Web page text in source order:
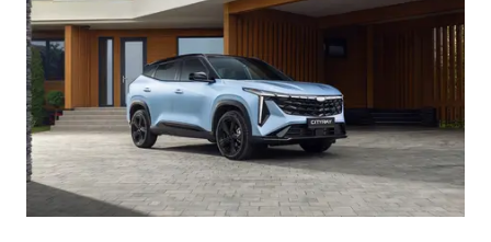
OKAVANGO
от 3 429 990 ₽*
MONJARO
от 4 349 990 ₽*
Аксессуары
Зарядные устройства
ФИНАНСЫ И УСЛУГИ
Автокредит
Расчет КАСКО
Советы по эксплуатации
Спецпредложения
ПОДДЕРЖКА
Помощь на дорогах
Гарантия Geely